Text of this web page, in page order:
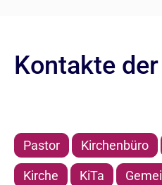
Kontakte
Pastor Kirchenbüro
Kirche KiTa